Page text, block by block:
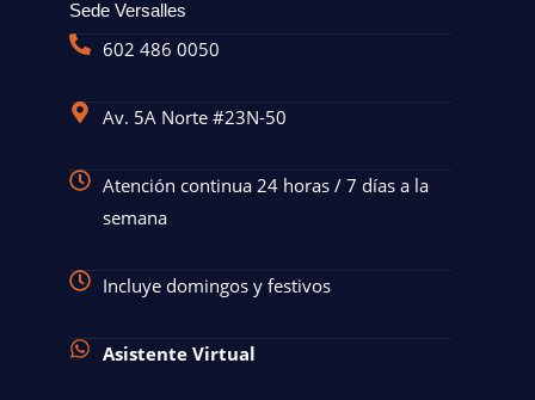
Sede Versalles
602 486 0050
Av. 5A Norte #23N-50
Atención continua 24 horas / 7 días a la
semana
Incluye domingos y festivos
Asistente Virtual